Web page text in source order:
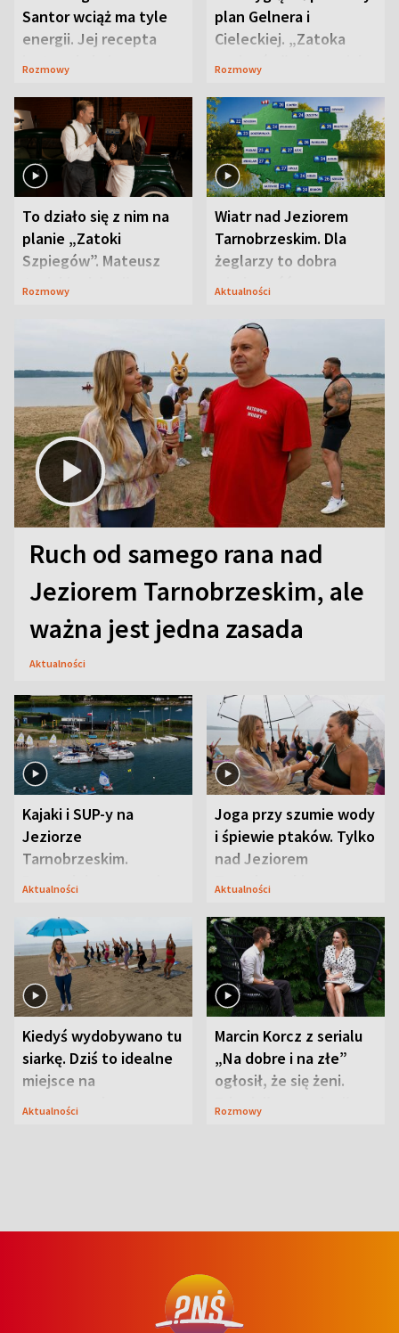
Santor wciąż ma tyle
energii. Jej recepta
jest zaskakująco
Rozmowy
plan Gelnera i
Cieleckiej. „Zatoka
szpiegów” od razu ich
Rozmowy
To działo się z nim na
planie „Zatoki
Szpiegów”. Mateusz
Janicki odsłonił
Rozmowy
Wiatr nad Jeziorem
Tarnobrzeskim. Dla
żeglarzy to dobra
wiadomość
Aktualności
Ruch od samego rana nad
Jeziorem Tarnobrzeskim, ale
ważna jest jedna zasada
Aktualności
Kajaki i SUP-y na
Jeziorze
Tarnobrzeskim.
Przyrodnicy zwracają
Aktualności
Joga przy szumie wody
i śpiewie ptaków. Tylko
nad Jeziorem
Tarnobrzeskim
Aktualności
Kiedyś wydobywano tu
siarkę. Dziś to idealne
miejsce na
wypoczynek
Aktualności
Marcin Korcz z serialu
„Na dobre i na złe”
ogłosił, że się żeni.
Zdradził, co zmienił
Rozmowy